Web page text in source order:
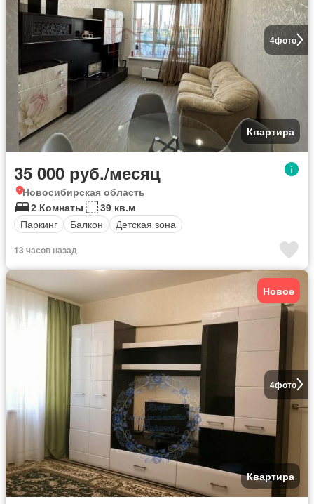
4фото
Квартира
35 000 руб./месяц
Новосибирская область
2 Комнаты
39 кв.м
Паркинг
Балкон Детская зона
13 часов назад
4фото
Новое
Квартира